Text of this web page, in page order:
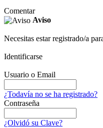
Comentar
Aviso
Necesitas estar registrado/a
Identificarse
Usuario o Email
¿Todavía no se ha registrado?
Contraseña
¿Olvidó su Clave?